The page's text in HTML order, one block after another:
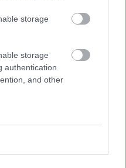
storage
storage
authentication
and other
Trvalky, ktoré znesú
sucho a teplo? Tieto
vysaďte na miesta, na